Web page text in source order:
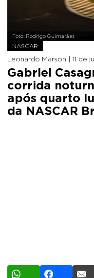
Foto: Rodrigo Guimarães
NASCAR
Leonardo Marson | 11 de
Gabriel
corrida
após quarto
da NASCAR